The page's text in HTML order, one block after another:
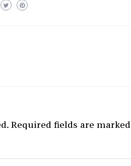
Required fields are marked